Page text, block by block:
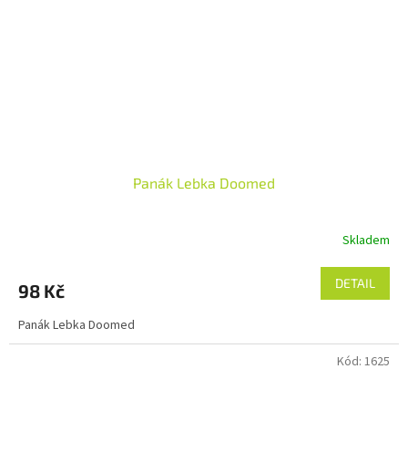
Panák Lebka Doomed
Skladem
98 Kč DETAIL
Panák Lebka Doomed
Kód: 1625